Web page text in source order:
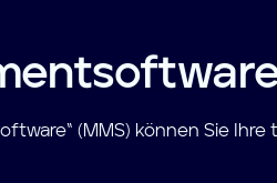
(MMS) können Sie